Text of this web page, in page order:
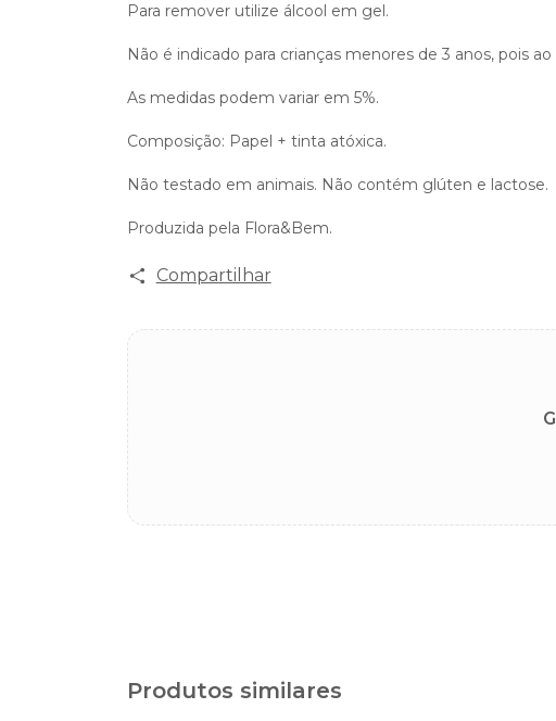
Para remover utilize álcool em gel.
Não é indicado para crianças menores de 3 anos, pois
As medidas podem variar em 5%.
Composição: Papel + tinta atóxica.
Não testado em animais. Não contém glúten e lactose.
Produzida pela Flora&Bem.
Compartilhar
Produtos similares